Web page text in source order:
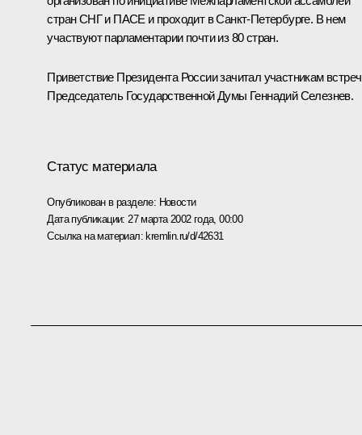
стран СНГ и ПАСЕ и проходит в Санкт-Петербурге. В нем
участвуют парламентарии почти из 80 стран.
Приветствие Президента России зачитал участникам
Председатель Государственной Думы Геннадий Селезнев.
Статус материала
Опубликован в разделе: Новости
Дата публикации: 27 марта 2002 года, 00:00
Ссылка на материал:kremlin.ru/d/42631